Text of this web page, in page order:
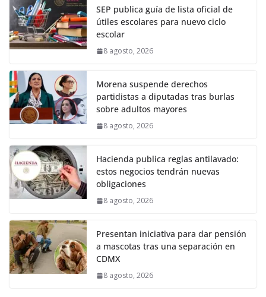
SEP publica guía de lista oficial de
útiles escolares para nuevo ciclo
escolar
8 agosto, 2026
Morena suspende derechos
partidistas a diputadas tras burlas
sobre adultos mayores
8 agosto, 2026
Hacienda publica reglas antilavado:
estos negocios tendrán nuevas
obligaciones
8 agosto, 2026
Presentan iniciativa para dar pensión
a mascotas tras una separación en
CDMX
8 agosto, 2026